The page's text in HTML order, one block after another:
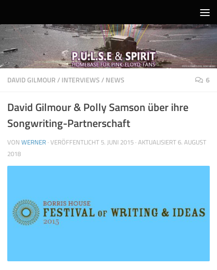
DAVID GILMOUR/INTERVIEWS/NEWS 6
David Gilmour & Polly Samson über ihre
Songwriting-Partnerschaft
VON WERNER · VERÖFFENTLICHT 5. JUNI 2015 · AKTUALISIERT6. AUGUST
2018